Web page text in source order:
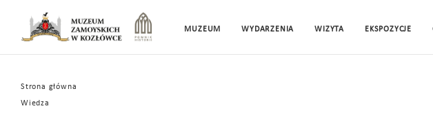
MUZEUM WYDARZENIA WIZYTA EKSPOZYCJE
Strona główna
Wiedza